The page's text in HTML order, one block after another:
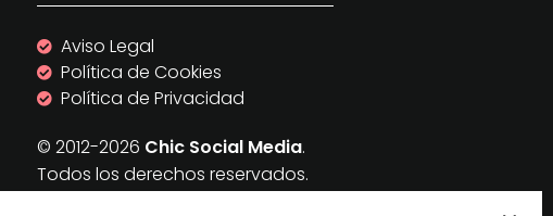
Aviso Legal
Política de Cookies
Política de Privacidad
© 2012-2026 Chic Social Media.
Todos los derechos reservados.